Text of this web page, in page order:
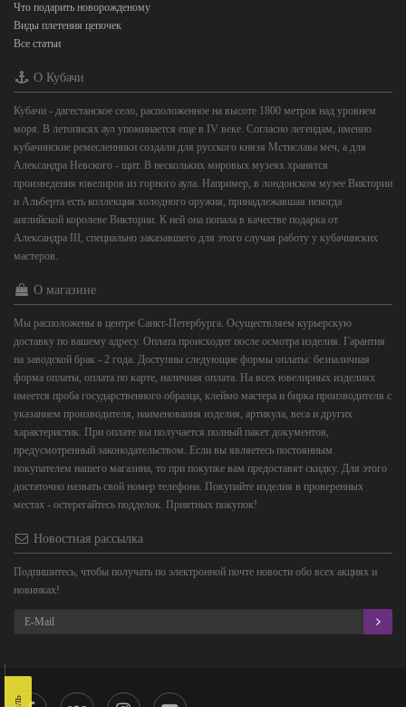
Что подарить новорожденому
Виды плетения цепочек
Все статьи
О Кубачи
Кубачи - дагестанское село, расположенное на высоте 1800 метров над уровнем
моря. В летописях аул упоминается еще в IV веке. Согласно легендам, именно
кубачинские ремесленники создали для русского князя Мстислава меч, а для
Александра Невского - щит. В нескольких мировых музеях хранятся
произведения ювелиров из горного аула. Например, в лондонском музее Виктории
и Альберта есть коллекция холодного оружия, принадлежавшая некогда
английской королеве Виктории. К ней она попала в качестве подарка от
Александра III, специально заказавшего для этого случая работу у кубачинских
мастеров.
О магазине
Мы расположены в центре Санкт-Петербурга. Осуществляем курьерскую
доставку по вашему адресу. Оплата происходит после осмотра изделия. Гарантия
на заводской брак - 2 года. Доступны следующие формы оплаты: безналичная
форма оплаты, оплата по карте, наличная оплата. На всех ювелирных изделиях
имеется проба государственного образца, клеймо мастера и бирка производителя с
указанием производителя, наименования изделия, артикула, веса и других
характеристик. При оплате вы получается полный пакет документов,
предусмотренный законодательством. Если вы являетесь постоянным
покупателем нашего магазина, то при покупке вам предоставят скидку. Для этого
достаточно назвать свой номер телефона. Покупайте изделия в проверенных
местах - остерегайтесь подделок. Приятных покупок!
Новостная рассылка
Подпишитесь, чтобы получать по электронной почте новости обо всех акциях и
новинках!